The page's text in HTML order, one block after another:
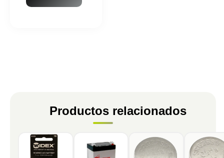
Productos relacionados